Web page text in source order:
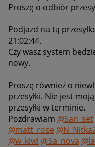
Proszę o odbiór
Podjazd na tą
21:02:44.
Czy wasz system
nowy.
Proszę również o
przesyłki. Nie jest
przesyłki w terminie.
Pozdrawiam @San_set
@matt_rose
@w_kiwi @Sa_nova